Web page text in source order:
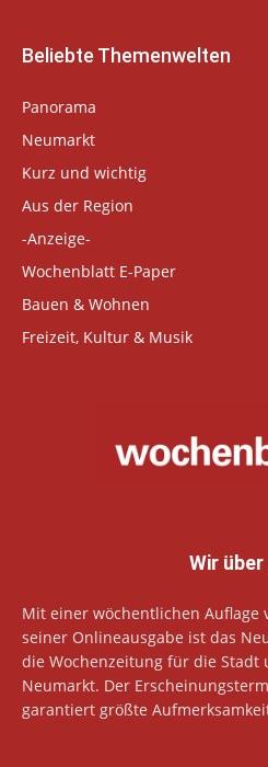
Beliebte Themenwelten
Panorama
Neumarkt
Kurz und wichtig
Aus der Region
-Anzeige-
Wochenblatt E-Paper
Bauen & Wohnen
Freizeit, Kultur & Musik
Wir über
Mit einer wöchentlichen Auflage
seiner Onlineausgabe ist das
die Wochenzeitung für die Stadt
Neumarkt. Der
garantiert größte